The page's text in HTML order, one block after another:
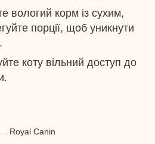
вологий корм із сухим,
порції, щоб уникнути
коту вільний доступ до
Royal Canin